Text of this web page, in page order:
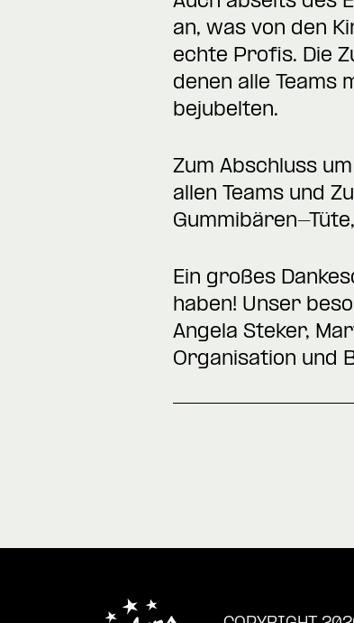
an, was von den
echte Profis. Die
denen alle Teams
bejubelten.
Zum Abschluss
allen Teams und
Gummibären-
Ein großes
haben! Unser
Angela Steker,
Organisation und